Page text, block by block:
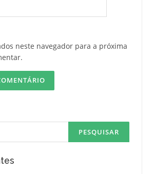
neste navegador para a próxima